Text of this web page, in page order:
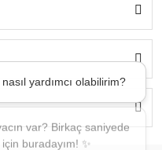
yardımcı olabilirim?
var? Birkaç saniyede
buradayım! ✨